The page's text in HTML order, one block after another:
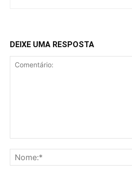
DEIXE UMA RESPOSTA